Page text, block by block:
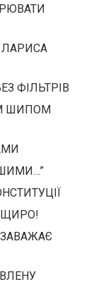
ЛАРИСА
ФІЛЬТРІВ
ШИПОМ
ЩИРО!